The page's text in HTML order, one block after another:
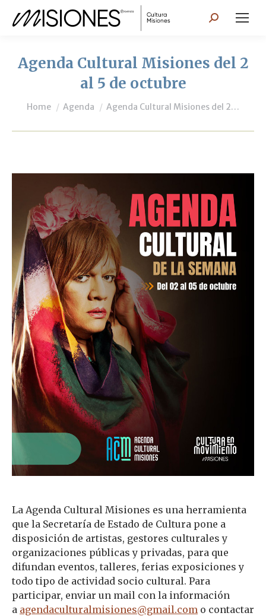
Search:
Agenda Cultural Misiones del 2
al 5 de octubre
You are here:
Home Agenda Agenda Cultural Misiones del 2…
La Agenda Cultural Misiones es una herramienta
que la Secretaría de Estado de Cultura pone a
disposición de artistas, gestores culturales y
organizaciones públicas y privadas, para que
difundan eventos, talleres, ferias exposiciones y
todo tipo de actividad socio cultural. Para
participar, enviar un mail con la información
a agendaculturalmisiones@gmail.com o contactar